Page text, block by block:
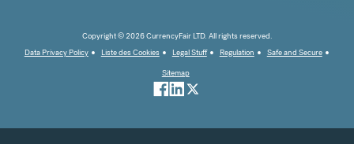
Copyright © 2026 CurrencyFair LTD. All rights reserved.
Data Privacy Policy
Liste des Cookies Legal Stuff Regulation
Safe and Secure
Sitemap